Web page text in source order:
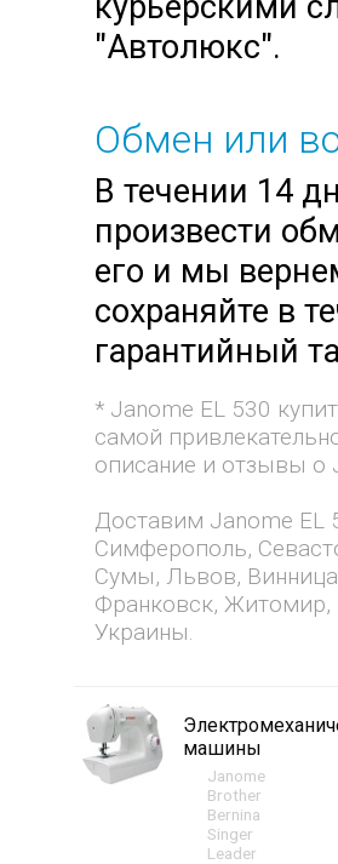
"Автолюкс".
Обмен или
В течении 14
произвести
его и мы
сохраняйте в
гарантийный
* Janome EL 530
самой
описание и отзывы о
Доставим Janome EL
Симферополь,
Сумы, Львов,
Франковск, Житомир,
Украины.
машины
Janome
Brother
Bernina
Singer
Leader